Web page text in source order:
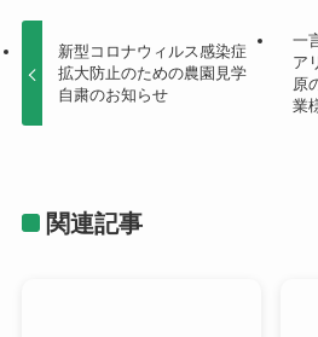
新型コロナウィルス感染症
拡大防止のための農園見学
自粛のお知らせ
一
ア
原
業
関連記事